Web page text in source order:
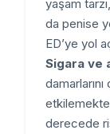
yaşam
da penise
ED’ye yol
Sigara ve
derecede